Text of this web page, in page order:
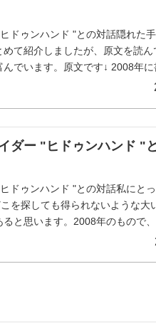
ドゥンハンド "との対話隠れた
て紹介しましたが、原文を読ん
でいます。原文です↓ 2008年に
ダー "ヒドゥンハンド "
ドゥンハンド "との対話私にと
を探しても得られないような大
と思います。2008年のもので、